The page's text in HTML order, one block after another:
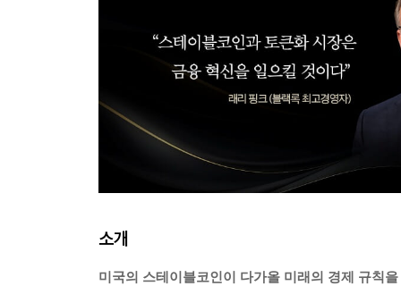
소개
미국의 스테이블코인이 다가올 미래의 경제 규칙